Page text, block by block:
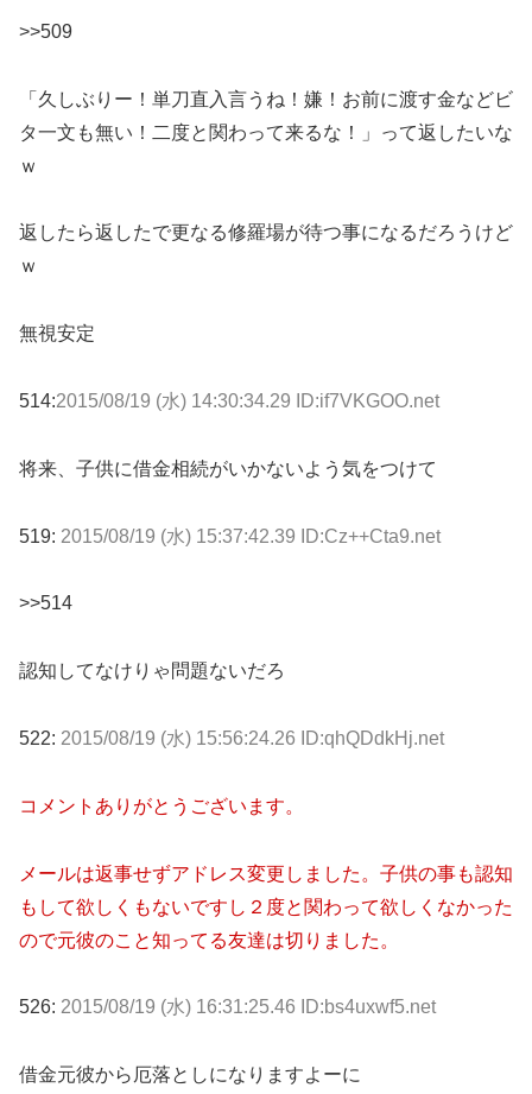
>>509
「久しぶりー！単刀直入言うね！嫌！お前に渡す金などビ
タ一文も無い！二度と関わって来るな！」って返したいな
ｗ
返したら返したで更なる修羅場が待つ事になるだろうけど
ｗ
無視安定
514:2015/08/19 (水) 14:30:34.29 ID:if7VKGOO.net
将来、子供に借金相続がいかないよう気をつけて
519: 2015/08/19 (水) 15:37:42.39 ID:Cz++Cta9.net
>>514
認知してなけりゃ問題ないだろ
522: 2015/08/19 (水) 15:56:24.26 ID:qhQDdkHj.net
コメントありがとうございます。
メールは返事せずアドレス変更しました。子供の事も認知
もして欲しくもないですし２度と関わって欲しくなかった
ので元彼のこと知ってる友達は切りました。
526: 2015/08/19 (水) 16:31:25.46 ID:bs4uxwf5.net
借金元彼から厄落としになりますよーに